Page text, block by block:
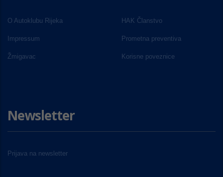
O Autoklubu Rijeka HAK Članstvo
Impressum Prometna preventiva
Žmigavac Korisne poveznice
Newsletter
Prijava na newsletter